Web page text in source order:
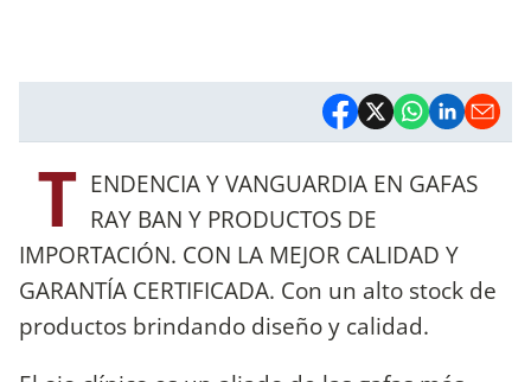
T ENDENCIA Y VANGUARDIA EN GAFAS
RAY BAN Y PRODUCTOS DE
IMPORTACIÓN. CON LA MEJOR CALIDAD Y
GARANTÍA CERTIFICADA. Con un alto stock de
productos brindando diseño y calidad.